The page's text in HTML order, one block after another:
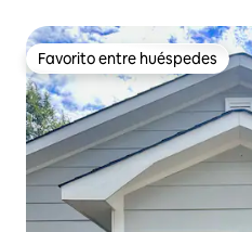
Favorito entre huéspedes
Favorito entre huéspedes